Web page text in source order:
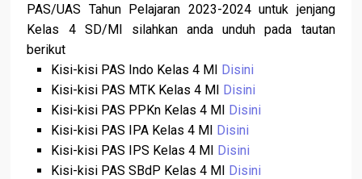
PAS/UAS Tahun Pelajaran 2023-2024 untuk jenjang
Kelas 4 SD/MI silahkan anda unduh pada tautan
berikut
Kisi-kisi PAS Indo Kelas 4 MI Disini
Kisi-kisi PAS MTK Kelas 4 MI Disini
Kisi-kisi PAS PPKn Kelas 4 MI Disini
Kisi-kisi PAS IPA Kelas 4 MI Disini
Kisi-kisi PAS IPS Kelas 4 MI Disini
Kisi-kisi PAS SBdP Kelas 4 MI Disini